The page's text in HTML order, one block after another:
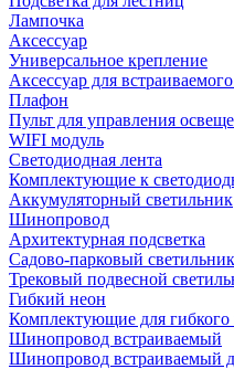
Лампочка
Аксессуар
Универсальное крепление
Аксессуар для
Плафон
Пульт для управления
WIFI модуль
Светодиодная лента
Комплектующие к
Аккумуляторный светильник
Шинопровод
Архитектурная подсветка
Садово-парковый светильник
Трековый подвесной
Гибкий неон
Комплектующие для гибкого
Шинопровод встраиваемый
Шинопровод встраиваемый